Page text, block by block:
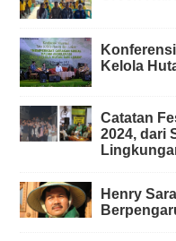
Kelola
Catatan
2024, dari
Henry